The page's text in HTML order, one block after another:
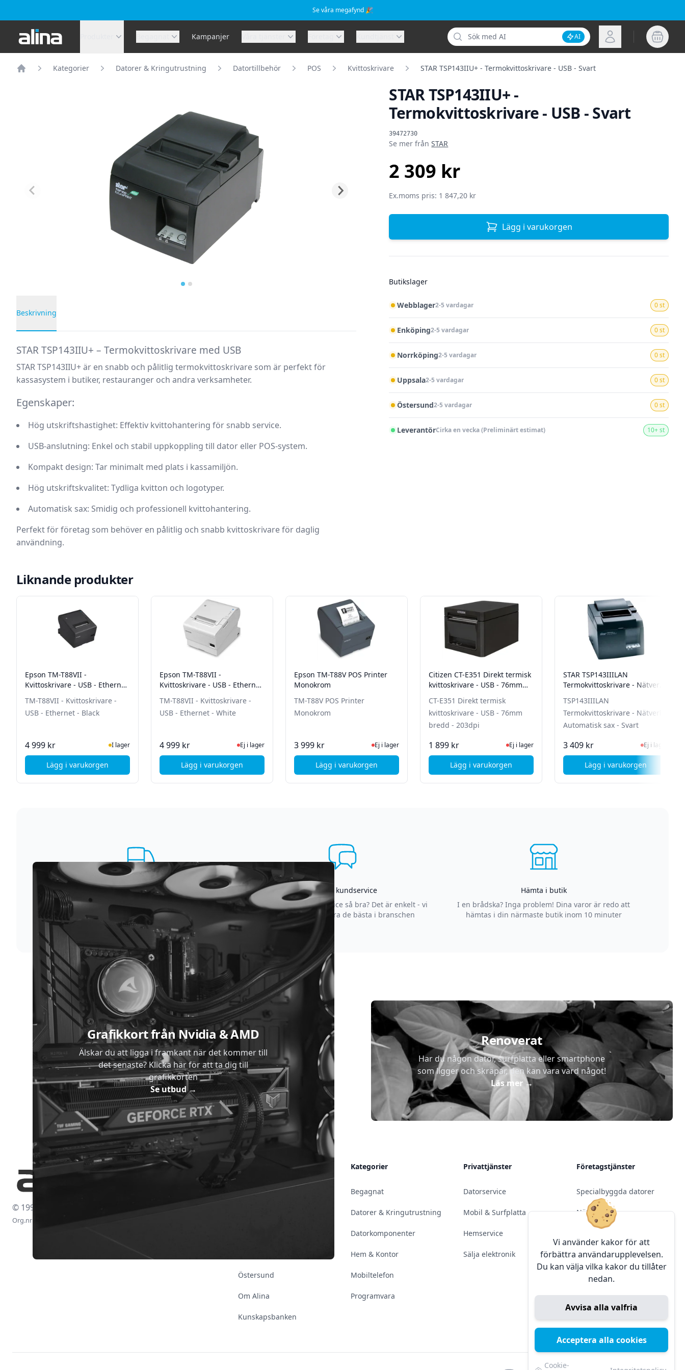
Se våra megafynd 🎉
Alina.se Kampanjer
Sök
Inaktivera AI-sökning
AI Logga in
Kategorier Datorer & Kringutrustning Datortillbehör POS Kvittoskrivare STAR TSP143IIU+ - Termokvittoskrivare - USB - Svart
STAR TSP143IIU+ -
Termokvittoskrivare - USB - Svart
39472730
Produktinformation
Se mer frånSTAR
2 309 kr
Ex.moms pris: 1 847,20 kr
Lägg i varukorgen
Butikslager
Webblager2-5 vardagar 0 st
Enköping2-5 vardagar 0 st
Norrköping2-5 vardagar 0 st
Uppsala2-5 vardagar 0 st
Östersund2-5 vardagar 0 st
LeverantörCirka en vecka (Preliminärt estimat) 10+ st
Beskrivning
STAR TSP143IIU+ – Termokvittoskrivare med USB
STAR TSP143IIU+ är en snabb och pålitlig termokvittoskrivare som är perfekt för
kassasystem i butiker, restauranger och andra verksamheter.
Egenskaper:
Hög utskriftshastighet: Effektiv kvittohantering för snabb service.
USB-anslutning: Enkel och stabil uppkoppling till dator eller POS-system.
Kompakt design: Tar minimalt med plats i kassamiljön.
Hög utskriftskvalitet: Tydliga kvitton och logotyper.
Automatisk sax: Smidig och professionell kvittohantering.
Perfekt för företag som behöver en pålitlig och snabb kvittoskrivare för daglig
användning.
Liknande produkter
Epson TM-T88VII -
Kvittoskrivare - USB - Ethernet
TM-T88VII - Kvittoskrivare -
USB - Ethernet - Black
4 999 kr I lager
Lägg i varukorgen, Epson TM-T88VII - Kvittoskrivare - USB - Ethernet - Black
Epson TM-T88VII -
Kvittoskrivare - USB - Ethernet
TM-T88VII - Kvittoskrivare -
USB - Ethernet - White
4 999 kr Ej i lager, besök produktsidan för senaste status
Ej i lager
Lägg i varukorgen, Epson TM-T88VII - Kvittoskrivare - USB - Ethernet - White
Epson TM-T88V POS Printer
Monokrom
TM-T88V POS Printer
Monokrom
3 999 kr Ej i lager, besök produktsidan för senaste status
Ej i lager
Lägg i varukorgen, Epson TM-T88V POS Printer Monokrom
Citizen CT-E351 Direkt termisk
kvittoskrivare - USB - 76mm
CT-E351 Direkt termisk
kvittoskrivare - USB - 76mm
bredd - 203dpi
1 899 kr Ej i lager, besök produktsidan för senaste status
Ej i lager
Lägg i varukorgen, Citizen CT-E351 Direkt termisk kvittoskrivare - USB -
STAR TSP143IIILAN
Termokvittoskrivare - Nätverk -
TSP143IIILAN
Termokvittoskrivare - Nätverk -
Automatisk sax - Svart
3 409 kr Ej i lager, besök
Ej i lager
Lägg i varukorgen
, STAR
Supersnabb leverans
Vi förstår att du inte vill vänta. Därför packar och
skickar vi dina varor med blixtens hastighet
Asgrym kundservice
Varför är vår kundservice så bra? Det är enkelt - vi
strävar efter att vara de bästa i branschen
Hämta i butik
I en brådska? Inga problem! Dina varor är redo att
hämtas i din närmaste butik inom 10 minuter
Vi använder kakor för att
förbättra användarupplevelsen.
Du kan välja vilka kakor du tillåter
nedan.
Avvisa alla valfria
Acceptera alla cookies
Cookie-
Grafikkort från Nvidia & AMD
Älskar du att ligga i framkant när det kommer till
det senaste? Klicka här för att ta dig till
grafikkorten
Se utbud→
Renoverat
Har du någon dator, surfplatta eller smartphone
som ligger och skräpar, den kan vara värd något!
Läs mer→
© 1997-2026
Org.nr: 556438-4260
Kontakt & Öppettider
Östersund
Om Alina
Kunskapsbanken
Kategorier
Begagnat
Datorer & Kringutrustning
Datorkomponenter
Hem & Kontor
Mobiltelefon
Programvara
Privattjänster
Datorservice
Mobil & Surfplatta
Hemservice
Sälja elektronik
Företagstjänster
Specialbyggda datorer
Nätverk
Programvara
Server & Backup
Konferens & Public Display
Sälja elektronik